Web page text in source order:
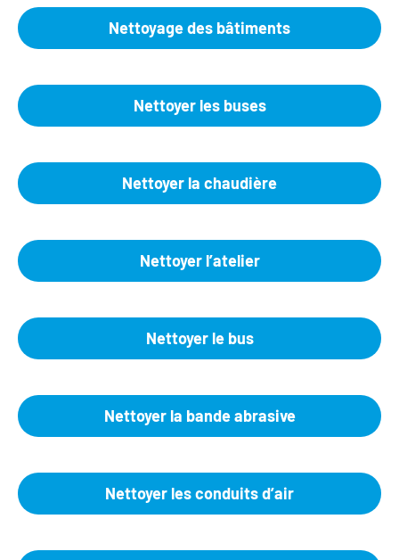
Nettoyage des bâtiments
Nettoyer les buses
Nettoyer la chaudière
Nettoyer l’atelier
Nettoyer le bus
Nettoyer la bande abrasive
Nettoyer les conduits d’air